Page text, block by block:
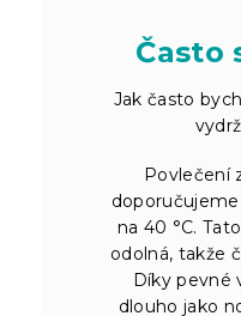
Často
Jak často
Povlečení
na 40 °C.
odolná, takže
Díky pevné
dlouho jako